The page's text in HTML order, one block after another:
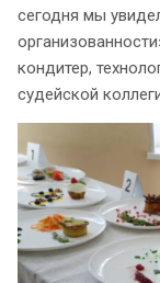
сегодня мы
кондитер,
судейской